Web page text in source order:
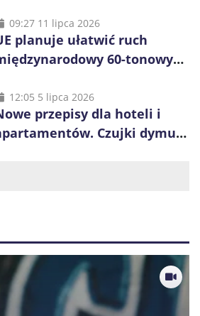
09:27 11 lipca 2026
planuje ułatwić ruch
60-tonowych
12:05 5 lipca 2026
przepisy dla hoteli i
Czujki dymu